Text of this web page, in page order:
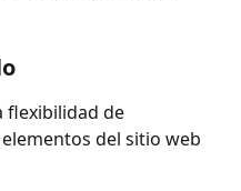
flexibilidad de
del sitio web